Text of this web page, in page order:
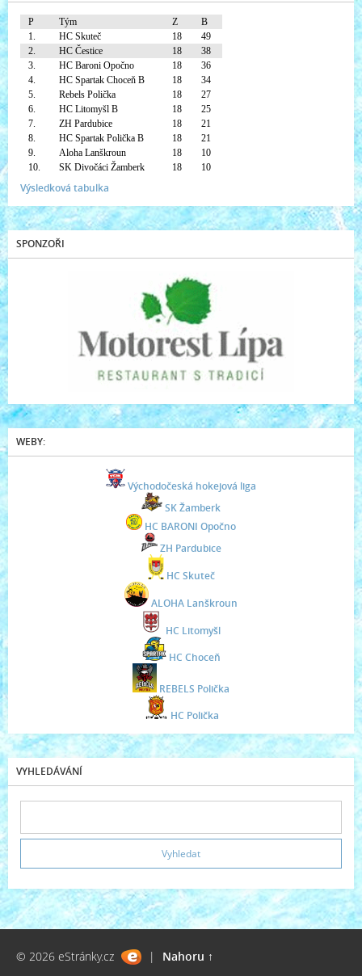
P Tým Z
B
1.
HC Skuteč 18
49
2.
HC Čestice 18
38
3.
HC Baroni Opočno 18
36
4.
HC Spartak Choceň B 18
34
5.
Rebels Polička 18
27
6.
HC Litomyšl B 18
25
7.
ZH Pardubice 18
21
8.
HC Spartak Polička B 18
21
9.
Aloha Lanškroun 18
10
10.
SK Divočáci Žamberk 18 10
Výsledková tabulka
SPONZOŘI
WEBY:
Východočeská hokejová liga
SK Žamberk
HC BARONI Opočno
ZH Pardubice
HC Skuteč
ALOHA Lanškroun
HC Litomyšl
HC Choceň
REBELS Polička
HC Polička
VYHLEDÁVÁNÍ
© 2026 eStránky.cz | Nahoru ↑